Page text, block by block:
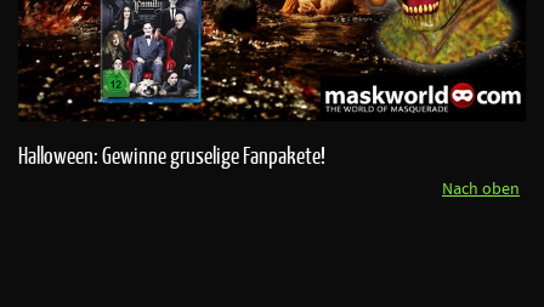
Halloween: Gewinne gruselige Fanpakete!
Nach oben